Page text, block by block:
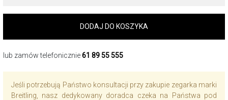
DODAJ DO KOSZYKA
lub zamów telefonicznie61 89 55 555
Jeśli potrzebują Państwo konsultacji przy zakupie zegarka marki
Breitling, nasz dedykowany doradca czeka na Państwa pod